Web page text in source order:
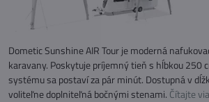
Dometic Sunshine AIR Tour je moderná
karavany. Poskytuje príjemný tieň s hĺbkou 250
systému sa postaví za pár minút. Dostupná v
voliteľne doplniteľná bočnými stenami. Čítajte